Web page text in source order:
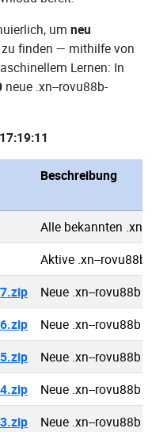
um neu
zu finden — mithilfe von
Lernen: In
neue .xn--rovu88b-
Beschreibung
Alle bekannten
Aktive .xn--rovu88b
Neue .xn--rovu88b
Neue .xn--rovu88b
Neue .xn--rovu88b
Neue .xn--rovu88b
Neue .xn--rovu88b